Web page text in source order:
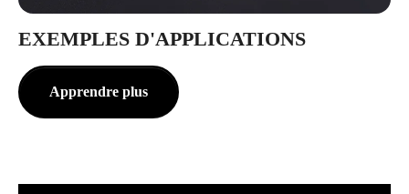
EXEMPLES D'APPLICATIONS
Apprendre plus